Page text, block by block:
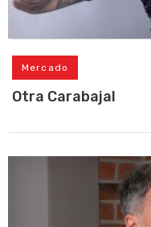
Mercado
Otra Carabajal